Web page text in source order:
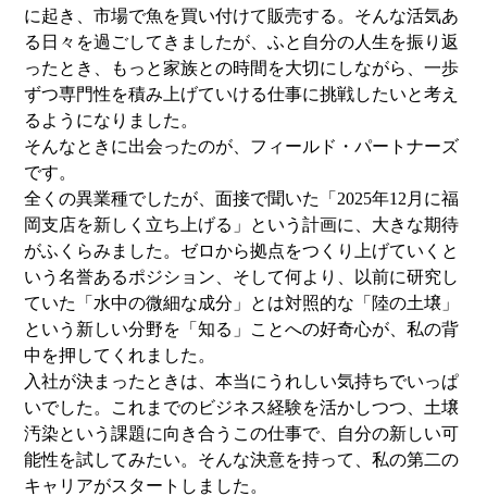
に起き、市場で魚を買い付けて販売する。そんな活気あ
る日々を過ごしてきましたが、ふと自分の人生を振り返
ったとき、もっと家族との時間を大切にしながら、一歩
ずつ専門性を積み上げていける仕事に挑戦したいと考え
るようになりました。
そんなときに出会ったのが、フィールド・パートナーズ
です。
全くの異業種でしたが、面接で聞いた「2025年12月に福
岡支店を新しく立ち上げる」という計画に、大きな期待
がふくらみました。ゼロから拠点をつくり上げていくと
いう名誉あるポジション、そして何より、以前に研究し
ていた「水中の微細な成分」とは対照的な「陸の土壌」
という新しい分野を「知る」ことへの好奇心が、私の背
中を押してくれました。
入社が決まったときは、本当にうれしい気持ちでいっぱ
いでした。これまでのビジネス経験を活かしつつ、土壌
汚染という課題に向き合うこの仕事で、自分の新しい可
能性を試してみたい。そんな決意を持って、私の第二の
キャリアがスタートしました。